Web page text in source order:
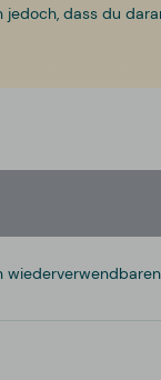
dass du